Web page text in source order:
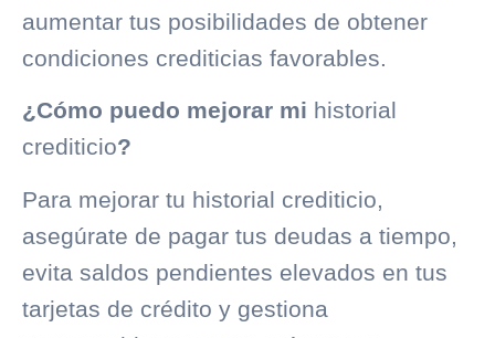
aumentar tus posibilidades de obtener
condiciones crediticias favorables.
¿Cómo puedo mejorar mi historial
crediticio?
Para mejorar tu historial crediticio,
asegúrate de pagar tus deudas a tiempo,
evita saldos pendientes elevados en tus
tarjetas de crédito y gestiona